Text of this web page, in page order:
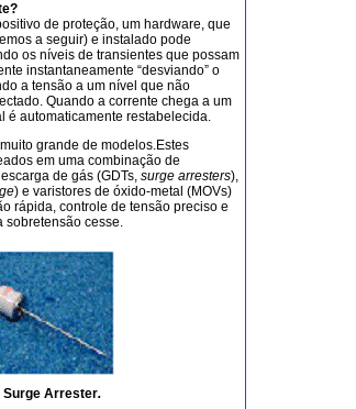
de proteção, um hardware, que
a seguir) e instalado pode
os níveis de transientes que possam
instantaneamente “desviando” o
a tensão a um nível que não
Quando a corrente chega a um
é automaticamente restabelecida.
grande de modelos.Estes
em uma combinação de
de gás (GDTs, surge arresters),
) e varistores de óxido-metal (MOVs)
rápida, controle de tensão preciso e
sobretensão cesse.
Surge Arrester.